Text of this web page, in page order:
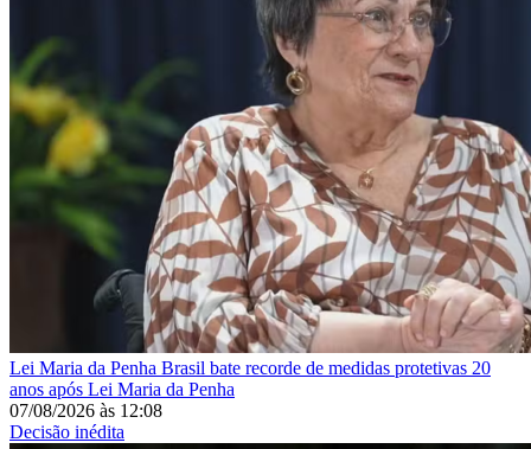
Lei Maria da Penha Brasil bate recorde de medidas protetivas 20
anos após Lei Maria da Penha
07/08/2026 às 12:08
Decisão inédita